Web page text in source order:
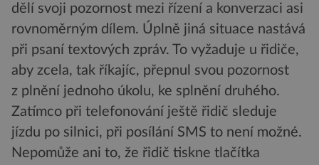
dělí svoji pozornost mezi řízení a konverzaci asi
rovnoměrným dílem. Úplně jiná situace nastává
při psaní textových zpráv. To vyžaduje u řidiče,
aby zcela, tak říkajíc, přepnul svou pozornost
z plnění jednoho úkolu, ke splnění druhého.
Zatímco při telefonování ještě řidič sleduje
jízdu po silnici, při posílání SMS to není možné.
Nepomůže ani to, že řidič tiskne tlačítka